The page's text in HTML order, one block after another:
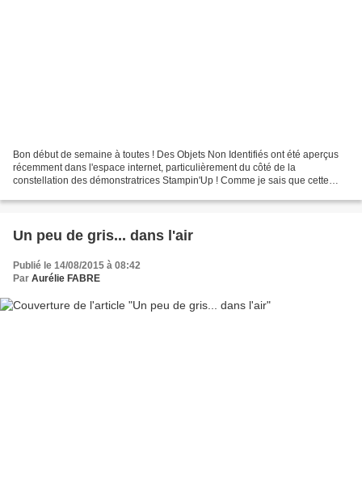
Bon début de semaine à toutes ! Des Objets Non Identifiés ont été aperçus
récemment dans l'espace internet, particulièrement du côté de la
constellation des démonstratrices Stampin'Up ! Comme je sais que cette
Un peu de gris... dans l'air
Publié le 14/08/2015 à 08:42
Par Aurélie FABRE